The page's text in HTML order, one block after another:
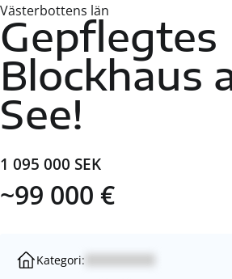
Västerbottens län
Gepflegtes
Blockhaus
See!
1 095 000 SEK
~99 000 €
Kategori: